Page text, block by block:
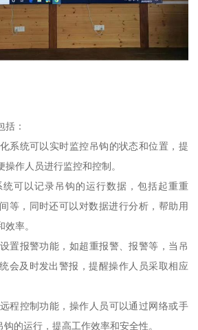
括：
系统可以实时监控吊钩的状态和位置，提
作人员进行监控和控制。
可以记录吊钩的运行数据，包括起重重
等，同时还可以对数据进行分析，帮助用
率。
置报警功能，如超重报警、报警等，当吊
会及时发出警报，提醒操作人员采取相应
程控制功能，操作人员可以通过网络或手
的运行，提高工作效率和安全性。